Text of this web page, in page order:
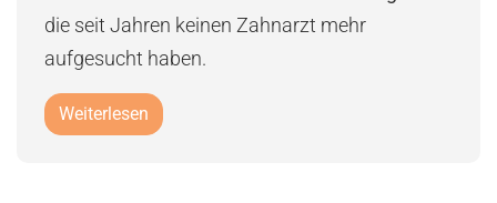
die seit Jahren keinen Zahnarzt mehr
aufgesucht haben.
Weiterlesen